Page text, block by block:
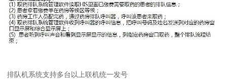
排队机系统支持多台以上联机统一发号